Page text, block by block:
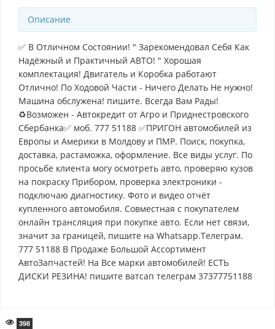
Описание
✅ В Отличном Состоянии! " Зарекомендовал Себя Как
Надёжный и Практичный АВТО! " Хорошая
комплектация! Двигатель и Коробка работают
Отлично! По Ходовой Части - Ничего Делать Не нужно!
Машина обслужена! пишите. Всегда Вам Рады!
♻Возможен - Автокредит от Агро и Приднестровского
Сбербанка✅ моб. 777 51188 ✅ПРИГОН автомобилей из
Европы и Америки в Молдову и ПМР. Поиск, покупка,
доставка, растаможка, оформление. Все виды услуг. По
просьбе клиента могу осмотреть авто, проверяю кузов
на покраску Прибором, проверка электроники -
подключаю диагностику. Фото и видео отчёт
купленного автомобиля. Совместная с покупателем
онлайн трансляция при покупке авто. Если нет связи,
значит за границей, пишите на Whatsapp.Телеграм.
777 51188 В Продаже Большой Ассортимент
АвтоЗапчастей! На Все марки автомобилей! ЕСТЬ
ДИСКИ РЕЗИНА! пишите ватсап телеграм 37377751188
398